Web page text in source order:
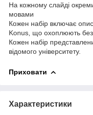
На кожному слайді
мовами
Кожен набір включає опис
Konus, що охоплюють
Кожен набір
відомого університету.
Приховати
Характеристики